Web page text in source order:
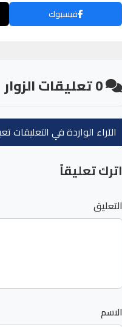
فيسبوك
0تعليقات الزوار
الآراء الواردة في
اترك تعليقاً
التعليق
الاسم